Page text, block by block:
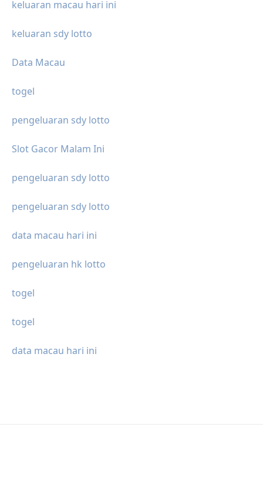
keluaran macau hari ini
keluaran sdy lotto
Data Macau
togel
pengeluaran sdy lotto
Slot Gacor Malam Ini
pengeluaran sdy lotto
pengeluaran sdy lotto
data macau hari ini
pengeluaran hk lotto
togel
togel
data macau hari ini